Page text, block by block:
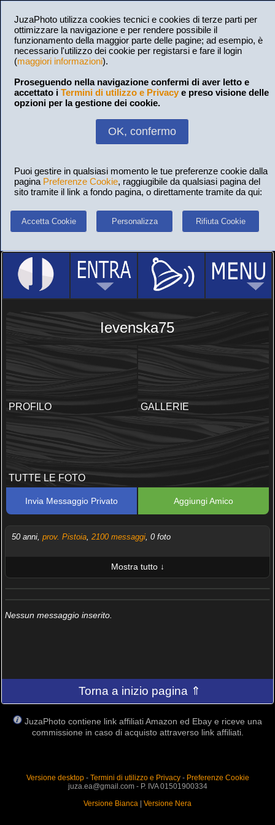
JuzaPhoto utilizza cookies tecnici e cookies di terze parti per
ottimizzare la navigazione e per rendere possibile il
funzionamento della maggior parte delle pagine; ad esempio, è
necessario l'utilizzo dei cookie per registarsi e fare il login
(maggiori informazioni).
Proseguendo nella navigazione confermi di aver letto e
accettato i Termini di utilizzo e Privacy e preso visione delle
opzioni per la gestione dei cookie.
OK, confermo
Puoi gestire in qualsiasi momento le tue preferenze cookie dalla
pagina Preferenze Cookie, raggiugibile da qualsiasi pagina del
sito tramite il link a fondo pagina, o direttamente tramite da qui:
Accetta Cookie Personalizza Rifiuta Cookie
Ievenska75
PROFILO GALLERIE
TUTTE LE FOTO
Invia Messaggio Privato Aggiungi Amico
50 anni, prov. Pistoia, 2100 messaggi, 0 foto
Mostra tutto ↓
ULTIME 10 FOTO PUBBLICATE
Nessun messaggio inserito.
Torna a inizio pagina ⇑
JuzaPhoto contiene link affiliati Amazon ed Ebay e riceve una
commissione in caso di acquisto attraverso link affiliati.
Versione desktop- Termini di utilizzo e Privacy- Preferenze Cookie
juza.ea@gmail.com - P. IVA 01501900334
Versione Bianca
Versione Nera